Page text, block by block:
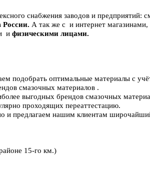
снабжения заводов и предприятий:
России. А так же с и интернет
и физическими лицами.
подобрать оптимальные материалы с
смазочных материалов .
выгодных брендов смазочных
проходящих переаттестацию.
предлагаем нашим клиентам
15-го км.)